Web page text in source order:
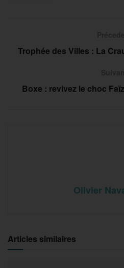
Trophée des Villes : La
Boxe : revivez le choc
Olivier
Articles similaires